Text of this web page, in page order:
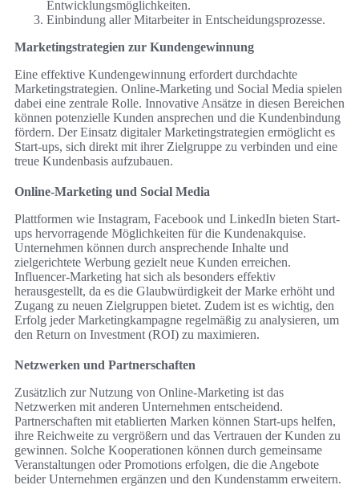
Entwicklungsmöglichkeiten.
Einbindung aller Mitarbeiter in Entscheidungsprozesse.
Marketingstrategien zur Kundengewinnung
Eine effektive Kundengewinnung erfordert durchdachte
Marketingstrategien. Online-Marketing und Social Media spielen
dabei eine zentrale Rolle. Innovative Ansätze in diesen Bereichen
können potenzielle Kunden ansprechen und die Kundenbindung
fördern. Der Einsatz digitaler Marketingstrategien ermöglicht es
Start-ups, sich direkt mit ihrer Zielgruppe zu verbinden und eine
treue Kundenbasis aufzubauen.
Online-Marketing und Social Media
Plattformen wie Instagram, Facebook und LinkedIn bieten Start-
ups hervorragende Möglichkeiten für die Kundenakquise.
Unternehmen können durch ansprechende Inhalte und
zielgerichtete Werbung gezielt neue Kunden erreichen.
Influencer-Marketing hat sich als besonders effektiv
herausgestellt, da es die Glaubwürdigkeit der Marke erhöht und
Zugang zu neuen Zielgruppen bietet. Zudem ist es wichtig, den
Erfolg jeder Marketingkampagne regelmäßig zu analysieren, um
den Return on Investment (ROI) zu maximieren.
Netzwerken und Partnerschaften
Zusätzlich zur Nutzung von Online-Marketing ist das
Netzwerken mit anderen Unternehmen entscheidend.
Partnerschaften mit etablierten Marken können Start-ups helfen,
ihre Reichweite zu vergrößern und das Vertrauen der Kunden zu
gewinnen. Solche Kooperationen können durch gemeinsame
Veranstaltungen oder Promotions erfolgen, die die Angebote
beider Unternehmen ergänzen und den Kundenstamm erweitern.